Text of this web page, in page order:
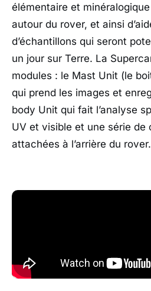
élémentaire et
autour du rover, et ainsi
d’échantillons qui seront
un jour sur Terre. La
modules : le Mast Unit (le
qui prend les images et
body Unit qui fait l’analyse
UV et visible et une série de
attachées à l’arrière du rover.